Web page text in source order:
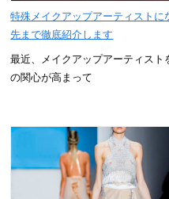
特殊メイクアップアーティスト
先まで徹底紹介します
最近、メイクアップアーティス
の関心が高まって